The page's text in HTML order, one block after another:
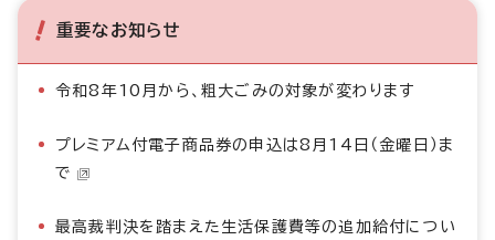
重要なお知らせ
令和8年10月から、粗大ごみの対象が変わります
プレミアム付電子商品券の申込は8月14日（金曜日）ま
で
最高裁判決を踏まえた生活保護費等の追加給付につい